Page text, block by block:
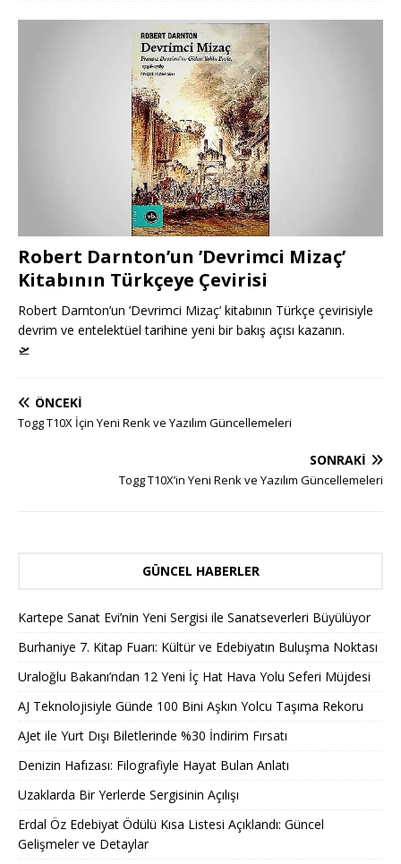
Robert Darnton’un ’Devrimci Mizaç’
Kitabının Türkçeye Çevirisi
Robert Darnton’un ’Devrimci Mizaç’ kitabının Türkçe çevirisiyle
devrim ve entelektüel tarihine yeni bir bakış açısı kazanın.
🛫
ÖNCEKI
Togg T10X İçin Yeni Renk ve Yazılım Güncellemeleri
SONRAKI
Togg T10X’in Yeni Renk ve Yazılım Güncellemeleri
GÜNCEL HABERLER
Kartepe Sanat Evi’nin Yeni Sergisi ile Sanatseverleri Büyülüyor
Burhaniye 7. Kitap Fuarı: Kültür ve Edebiyatın Buluşma Noktası
Uraloğlu Bakanı’ndan 12 Yeni İç Hat Hava Yolu Seferi Müjdesi
AJ Teknolojisiyle Günde 100 Bini Aşkın Yolcu Taşıma Rekoru
AJet ile Yurt Dışı Biletlerinde %30 İndirim Fırsatı
Denizin Hafızası: Filografiyle Hayat Bulan Anlatı
Uzaklarda Bir Yerlerde Sergisinin Açılışı
Erdal Öz Edebiyat Ödülü Kısa Listesi Açıklandı: Güncel
Gelişmeler ve Detaylar